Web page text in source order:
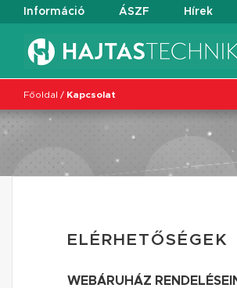
Információ ÁSZF Hírek
Főoldal / Kapcsolat
ELÉRHETŐSÉGEK
WEBÁRUHÁZ